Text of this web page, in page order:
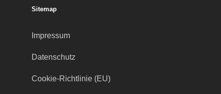
Sitemap
Impressum
Datenschutz
Cookie-Richtlinie (EU)